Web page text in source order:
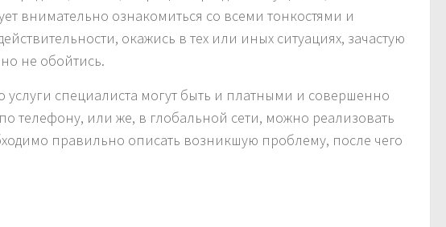
внимательно ознакомиться со всеми тонкостями и
окажись в тех или иных ситуациях, зачастую
не обойтись.
услуги специалиста могут быть и платными и совершенно
телефону, или же, в глобальной сети, можно реализовать
правильно описать возникшую проблему, после чего